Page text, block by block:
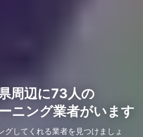
周辺に73人の
ニング業者がいます
グしてくれる業者を見つけましょ